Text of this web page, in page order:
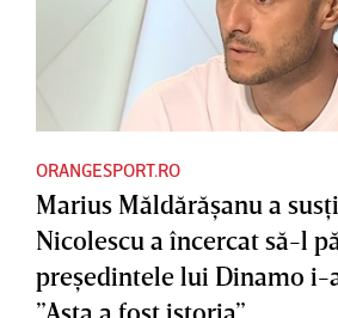
ORANGESPORT.RO
Marius Măldărăşanu a
Nicolescu a încercat să-l
preşedintele lui Dinamo i-
”Asta a fost istoria”